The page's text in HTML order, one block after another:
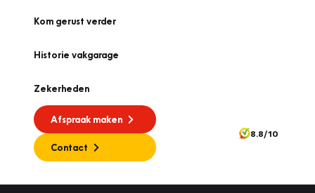
Kom gerust verder
Historie vakgarage
Zekerheden
Afspraak maken
Contact
8.8/10